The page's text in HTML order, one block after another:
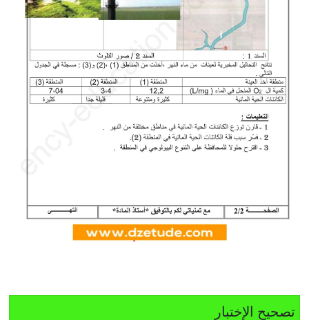
تصحيح الإختبار